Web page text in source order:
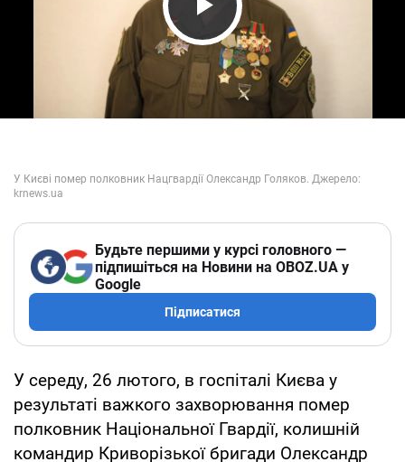
Play Video
Будьте першими у курсі головного —
підпишіться на Новини на OBOZ.UA у
Google
Підписатися
У середу, 26 лютого, в госпіталі Києва у
результаті важкого захворювання помер
полковник Національної Гвардії, колишній
командир Криворізької бригади Олександр